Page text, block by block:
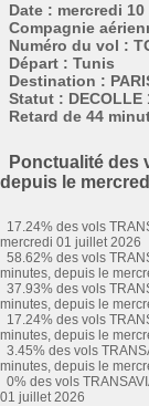
Date : mercredi
Compagnie
Numéro du vol :
Départ : Tunis
Destination :
Statut : DECOLLE
Retard de 44
Ponctualité des
depuis le
17.24% des vols
mercredi 01 juillet 2026
58.62% des vols
minutes, depuis le
37.93% des vols
minutes, depuis le
17.24% des vols
minutes, depuis le
3.45% des vols
minutes, depuis le
0% des vols
01 juillet 2026